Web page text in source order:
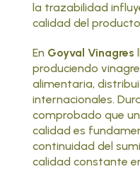
la trazabilidad
calidad del
En Goyval Vinagres
produciendo vinagre
alimentaria,
internacionales.
comprobado que
calidad es
continuidad del
calidad constante